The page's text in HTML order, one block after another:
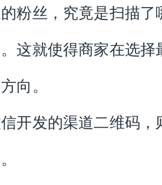
粉丝，究竟是扫描了
这就使得商家在选择
向。
开发的渠道二维码，